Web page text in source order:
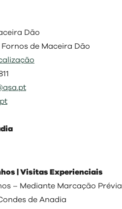
Dão
de Maceira Dão
| Visitas Experienciais
– Mediante Marcação Prévia
de Anadia